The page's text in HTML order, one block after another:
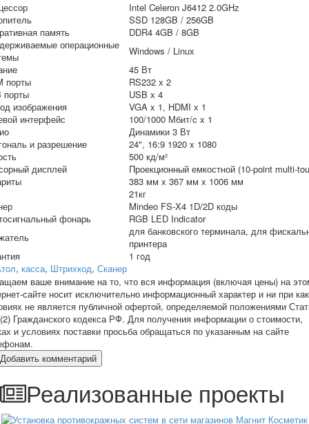
Intel Celeron J6412 2.0GHz
SSD 128GB / 256GB
память
DDR4 4GB / 8GB
операционные
Windows / Linux
45 Вт
порты
RS232 x 2
порты
USB x 4
изображения
VGA x 1, HDMI x 1
интерфейс
100/1000 Мбит/c x 1
Динамики 3 Вт
и разрешение
24", 16:9 1920 x 1080
500 кд/м²
дисплей
Проекционный емкостной (10-point multi-
383 мм x 367 мм x 1006 мм
21кг
Mindeo FS-X4 1D/2D коды
фонарь
RGB LED Indicator
для банковского терминала, для
принтера
1 год
, касса, Штрихкод, Сканер
ваше внимание на то, что вся информация (включая цены) на
сайте носит исключительно информационный характер и ни при
не является публичной офертой, определяемой положениями
Гражданского кодекса РФ. Для получения информации о стоимости,
и условиях поставки просьба обращаться по указанным на сайте
Добавить комментарий
Реализованные проекты